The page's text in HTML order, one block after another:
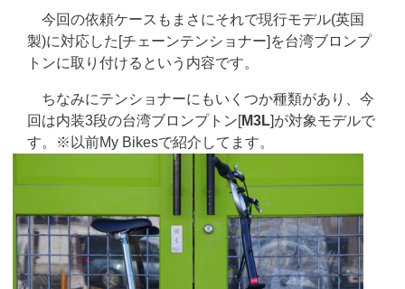
今回の依頼ケースもまさにそれで現行モデル(英国
製)に対応した[チェーンテンショナー]を台湾ブロンプ
トンに取り付けるという内容です。
ちなみにテンショナーにもいくつか種類があり、今
回は内装3段の台湾ブロンプトン[ M3L ]が対象モデルで
す。※以前My Bikesで紹介してます。